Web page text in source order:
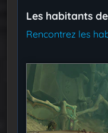
Les habitants
Rencontrez les